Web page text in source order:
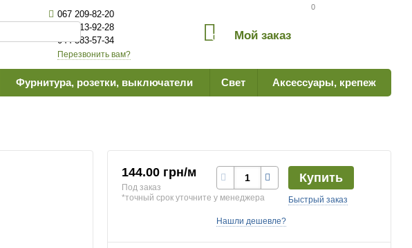
0
067 209-82-20
063 613-92-28
044 383-57-34
Перезвонить вам?
0 Мой заказ
Фурнитура, розетки, выключатели Свет Аксессуары, крепеж
144.00 грн/м
Под заказ
*точный срок уточните у менеджера
Купить
Быстрый заказ
Нашли дешевле?